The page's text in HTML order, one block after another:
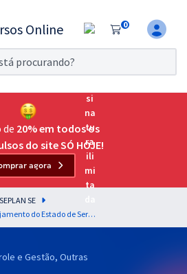
0
grátis por 7 dias!
para o Exame da
para as principais
de 20% em todos os
do site SÓ HOJE!
agora
SEPLAN SE
SEPLAN SE - Secretaria do Planejamento do Estado de Sergipe - Noções de Direito Constitucional para o Cargo Especialista em Políticas Públicas e Gestão Governamental - Professor: Luciano Dutra
e Gestão, Outras